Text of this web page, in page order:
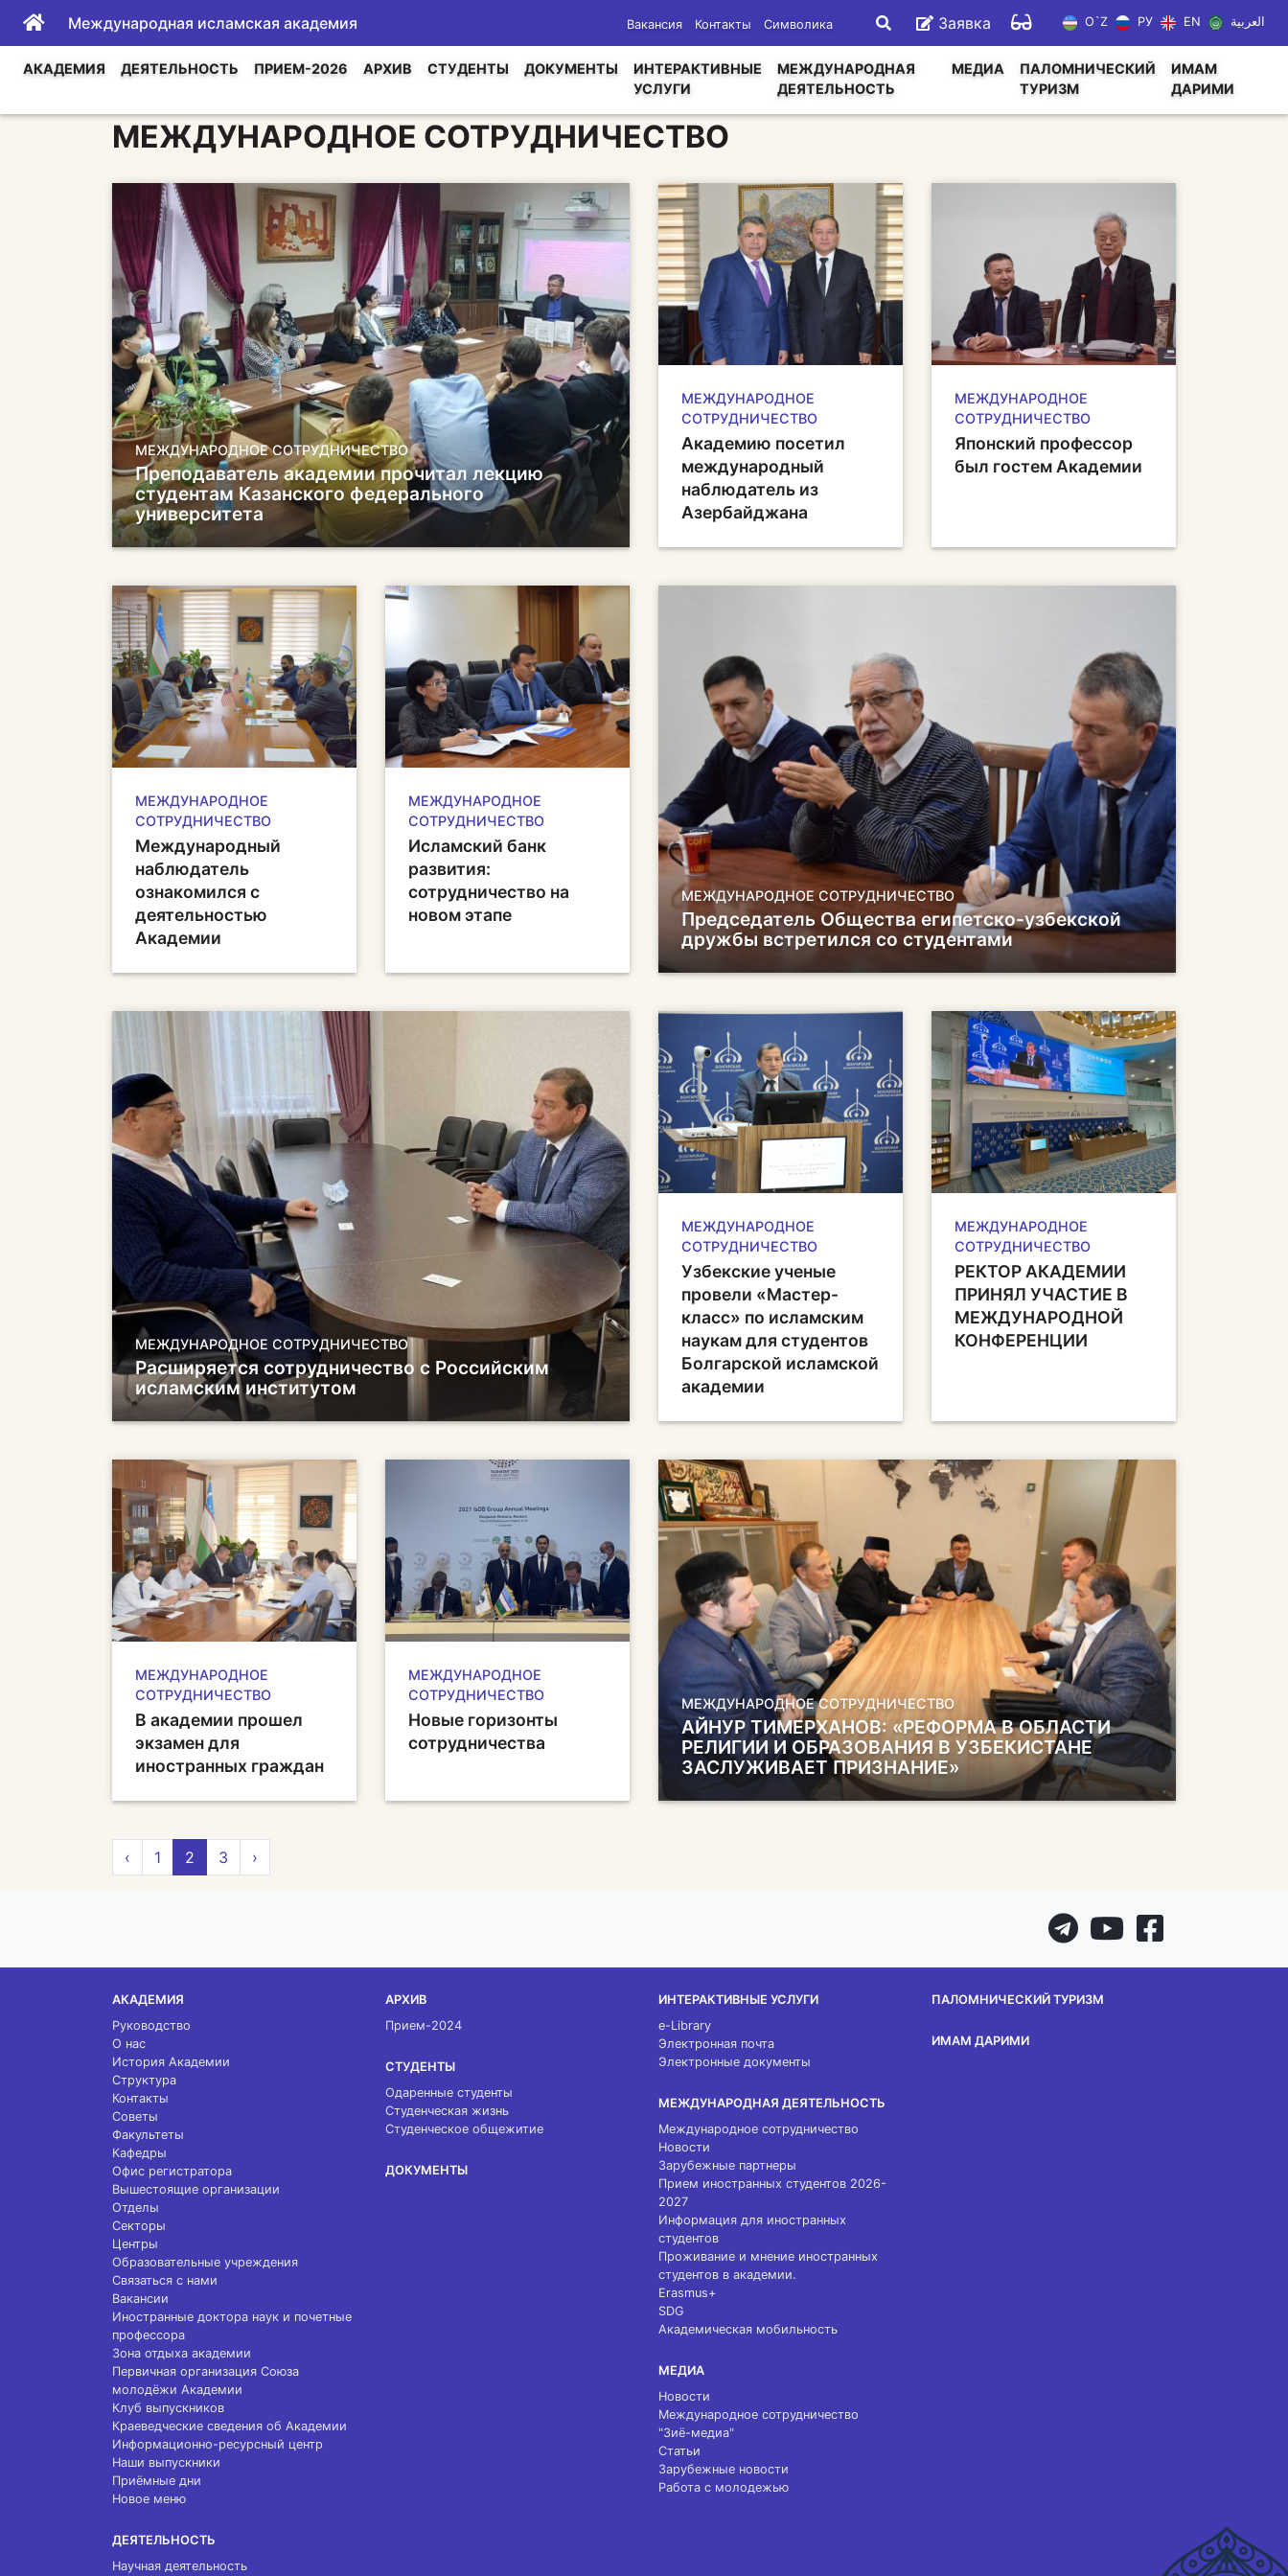
Международная исламская академия Вакансия Контакты Символика Заявка O`Z РУ EN العربية
АКАДЕМИЯ ДЕЯТЕЛЬНОСТЬ ПРИЕМ-2026 АРХИВ СТУДЕНТЫ ДОКУМЕНТЫ
ИНТЕРАКТИВНЫЕ
УСЛУГИ
МЕЖДУНАРОДНАЯ
ДЕЯТЕЛЬНОСТЬ
МЕДИА
ПАЛОМНИЧЕСКИЙ
ТУРИЗМ
ИМАМ
ДАРИМИ
МЕЖДУНАРОДНОЕ СОТРУДНИЧЕСТВО
МЕЖДУНАРОДНОЕ СОТРУДНИЧЕСТВО
Преподаватель академии прочитал лекцию
студентам Казанского федерального
университета
МЕЖДУНАРОДНОЕ
СОТРУДНИЧЕСТВО
Академию посетил
международный
наблюдатель из
Азербайджана
МЕЖДУНАРОДНОЕ
СОТРУДНИЧЕСТВО
Японский профессор
был гостем Академии
МЕЖДУНАРОДНОЕ СОТРУДНИЧЕСТВО
Председатель Общества египетско-узбекской
дружбы встретился со студентами
МЕЖДУНАРОДНОЕ
СОТРУДНИЧЕСТВО
Международный
наблюдатель
ознакомился с
деятельностью
Академии
МЕЖДУНАРОДНОЕ
СОТРУДНИЧЕСТВО
Исламский банк
развития:
сотрудничество на
новом этапе
МЕЖДУНАРОДНОЕ СОТРУДНИЧЕСТВО
Расширяется сотрудничество с Российским
исламским институтом
МЕЖДУНАРОДНОЕ
СОТРУДНИЧЕСТВО
Узбекские ученые
провели «Мастер-
класс» по исламским
наукам для студентов
Болгарской исламской
академии
МЕЖДУНАРОДНОЕ
СОТРУДНИЧЕСТВО
РЕКТОР АКАДЕМИИ
ПРИНЯЛ УЧАСТИЕ В
МЕЖДУНАРОДНОЙ
КОНФЕРЕНЦИИ
МЕЖДУНАРОДНОЕ СОТРУДНИЧЕСТВО
АЙНУР ТИМЕРХАНОВ: «РЕФОРМА В ОБЛАСТИ
РЕЛИГИИ И ОБРАЗОВАНИЯ В УЗБЕКИСТАНЕ
ЗАСЛУЖИВАЕТ ПРИЗНАНИЕ»
МЕЖДУНАРОДНОЕ
СОТРУДНИЧЕСТВО
В академии прошел
экзамен для
иностранных граждан
МЕЖДУНАРОДНОЕ
СОТРУДНИЧЕСТВО
Новые горизонты
сотрудничества
‹ 1 2 3 ›
АКАДЕМИЯ
Руководство
О нас
История Академии
Структура
Контакты
Советы
Факультеты
Кафедры
Офис регистратора
Вышестоящие организации
Отделы
Секторы
Центры
Образовательные учреждения
Связаться с нами
Вакансии
Иностранные доктора наук и почетные
профессора
Зона отдыха академии
Первичная организация Союза
молодёжи Академии
Клуб выпускников
Краеведческие сведения об Академии
Информационно-ресурсный центр
Наши выпускники
Приёмные дни
Новое меню
ДЕЯТЕЛЬНОСТЬ
Научная деятельность
АРХИВ
Прием-2024
СТУДЕНТЫ
Одаренные студенты
Студенческая жизнь
Студенческое общежитие
ДОКУМЕНТЫ
ИНТЕРАКТИВНЫЕ УСЛУГИ
e-Library
Электронная почта
Электронные документы
МЕЖДУНАРОДНАЯ ДЕЯТЕЛЬНОСТЬ
Международное сотрудничество
Новости
Зарубежные партнеры
Прием иностранных студентов 2026-
2027
Информация для иностранных
студентов
Проживание и мнение иностранных
студентов в академии.
Erasmus+
SDG
Академическая мобильность
МЕДИА
Новости
Международное сотрудничество
"Зиё-медиа"
Статьи
Зарубежные новости
Работа с молодежью
ПАЛОМНИЧЕСКИЙ ТУРИЗМ
ИМАМ ДАРИМИ